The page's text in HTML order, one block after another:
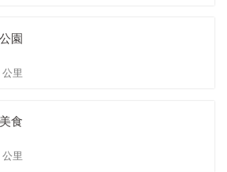
園
里
食
里